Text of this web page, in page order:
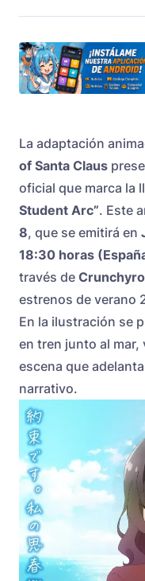
La adaptación
of Santa Claus
oficial que marca la
Student Arc”. Este
8, que se emitirá en
18:30 horas
través de
estrenos de verano
En la ilustración se
en tren junto al mar,
escena que
narrativo.